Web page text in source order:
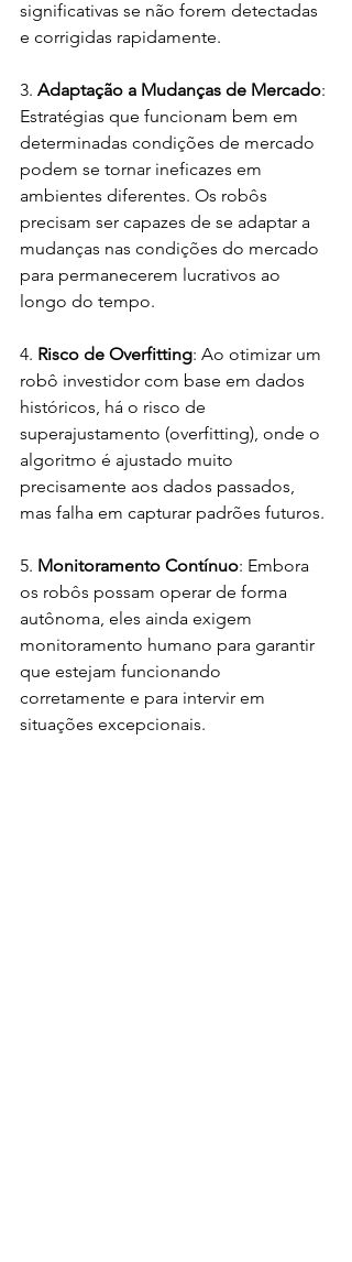
significativas se não forem detectadas
e corrigidas rapidamente.
3. Adaptação a Mudanças de Mercado:
Estratégias que funcionam bem em
determinadas condições de mercado
podem se tornar ineficazes em
ambientes diferentes. Os robôs
precisam ser capazes de se adaptar a
mudanças nas condições do mercado
para permanecerem lucrativos ao
longo do tempo.
4. Risco de Overfitting: Ao otimizar um
robô investidor com base em dados
históricos, há o risco de
superajustamento (overfitting), onde o
algoritmo é ajustado muito
precisamente aos dados passados,
mas falha em capturar padrões futuros.
5. Monitoramento Contínuo: Embora
os robôs possam operar de forma
autônoma, eles ainda exigem
monitoramento humano para garantir
que estejam funcionando
corretamente e para intervir em
situações excepcionais.